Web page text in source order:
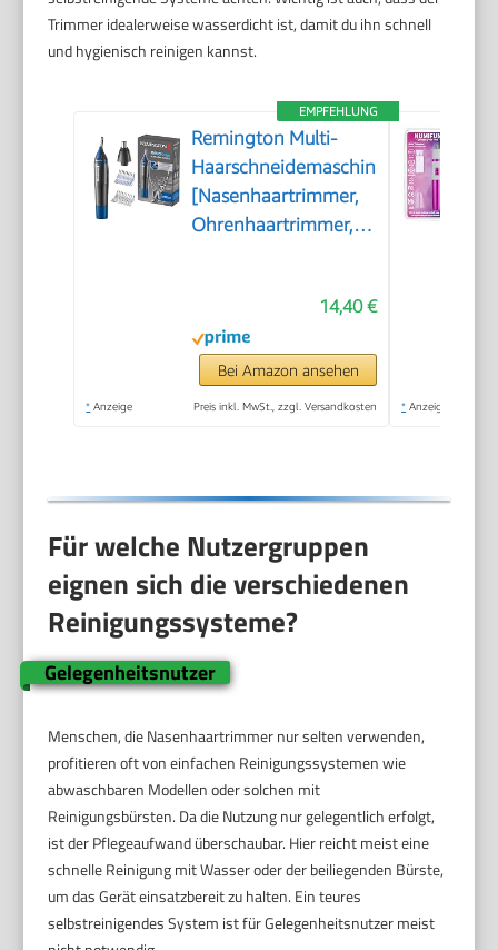
Trimmer idealerweise wasserdicht ist, damit du ihn schnell
und hygienisch reinigen kannst.
EMPFEHLUNG
Remington Multi-
Haarschneidemaschine
[Nasenhaartrimmer,
Ohrenhaartrimmer,
Auswaschfunktions-
Knopf inkl. 3
NE3850
14,40 €
Bei Amazon ansehen
* Anzeige Preis inkl. MwSt., zzgl. Versandkosten * Anzeige
Für welche Nutzergruppen
eignen sich die verschiedenen
Reinigungssysteme?
Gelegenheitsnutzer
Menschen, die Nasenhaartrimmer nur selten verwenden,
profitieren oft von einfachen Reinigungssystemen wie
abwaschbaren Modellen oder solchen mit
Reinigungsbürsten. Da die Nutzung nur gelegentlich erfolgt,
ist der Pflegeaufwand überschaubar. Hier reicht meist eine
schnelle Reinigung mit Wasser oder der beiliegenden Bürste,
um das Gerät einsatzbereit zu halten. Ein teures
selbstreinigendes System ist für Gelegenheitsnutzer meist